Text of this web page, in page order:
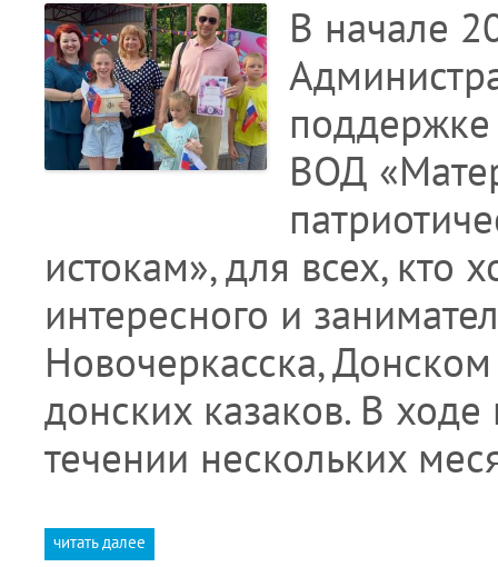
В начале
ВОД
истокам», для всех, кто
интересного и
Новочеркасска,
донских казаков. В
течении нескольких
читать далее